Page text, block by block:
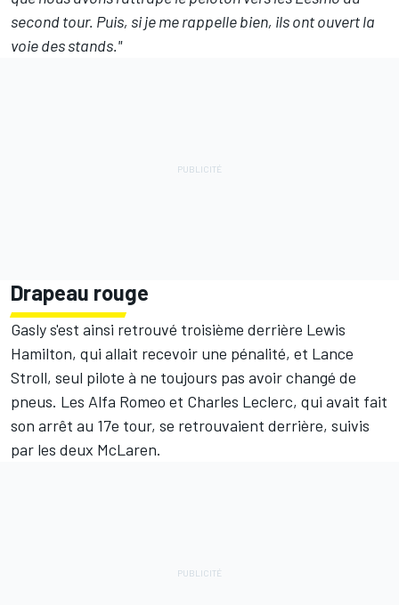
second tour. Puis, si je me rappelle bien, ils ont ouvert la
voie des stands."
Drapeau rouge
Gasly s'est ainsi retrouvé troisième derrière Lewis
Hamilton, qui allait recevoir une pénalité, et Lance
Stroll, seul pilote à ne toujours pas avoir changé de
pneus. Les Alfa Romeo et Charles Leclerc, qui avait fait
son arrêt au 17e tour, se retrouvaient derrière, suivis
par les deux McLaren.